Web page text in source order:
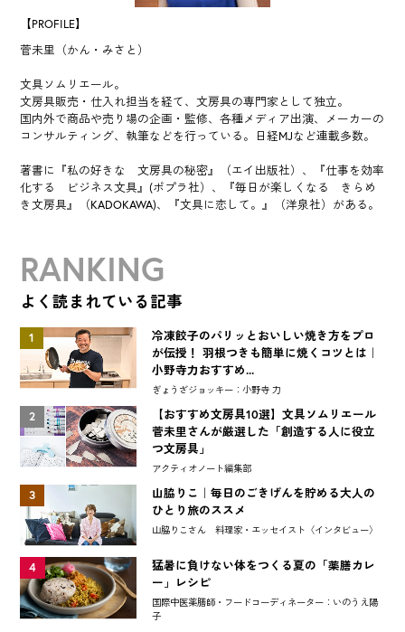
【PROFILE】
菅未里（かん・みさと）
文具ソムリエール。
文房具販売・仕入れ担当を経て、文房具の専門家として独立。
国内外で商品や売り場の企画・監修、各種メディア出演、メーカーの
コンサルティング、執筆などを行っている。日経MJなど連載多数。
著書に『私の好きな 文房具の秘密』（エイ出版社）、『仕事を効率
化する ビジネス文具』(ポプラ社）、『毎日が楽しくなる きらめ
き文房具』（KADOKAWA)、『文具に恋して。』（洋泉社）がある。
RANKING
よく読まれている記事
1
冷凍餃子のパリッとおいしい焼き方をプロ
が伝授！ 羽根つきも簡単に焼くコツとは｜
小野寺力おすすめ...
ぎょうざジョッキー：小野寺 力
2
【おすすめ文房具10選】文具ソムリエール
菅未里さんが厳選した「創造する人に役立
つ文房具」
アクティオノート編集部
3
山脇りこ｜毎日のごきげんを貯める大人の
ひとり旅のススメ
山脇りこさん 料理家・エッセイスト〈インタビュー〉
4
猛暑に負けない体をつくる夏の「薬膳カレ
ー」レシピ
国際中医薬膳師・フードコーディネーター：いのうえ陽
子